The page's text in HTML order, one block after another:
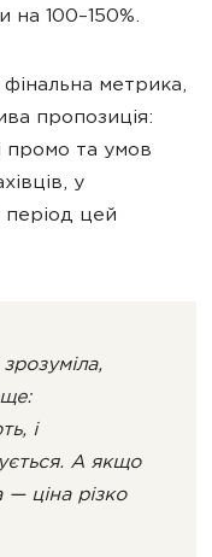
на 100–150%.
метрика,
пропозиція:
промо та умов
у
період цей
і
А якщо
— ціна різко